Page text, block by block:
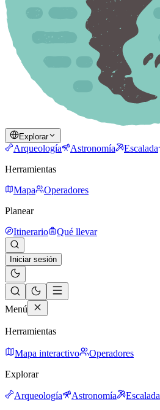
Explorar
Arqueología Astronomía Escalada
Herramientas
Mapa
Operadores
Planear
Itinerario
Qué llevar
Iniciar sesión
Menú
Herramientas
Mapa interactivo
Operadores
Explorar
Arqueología Astronomía Escalada